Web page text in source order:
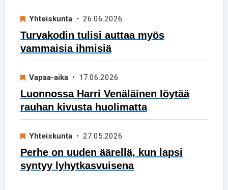
Yhteiskunta • 26.06.2026
Turvakodin tulisi auttaa myös
vammaisia ihmisiä
Vapaa-aika • 17.06.2026
Luonnossa Harri Venäläinen löytää
rauhan kivusta huolimatta
Yhteiskunta • 27.05.2026
Perhe on uuden äärellä, kun lapsi
syntyy lyhytkasvuisena